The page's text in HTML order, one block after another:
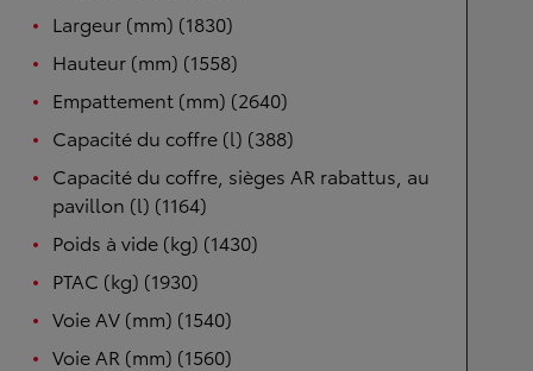
Largeur (mm) (1830)
Hauteur (mm) (1558)
Empattement (mm) (2640)
Capacité du coffre (l) (388)
Capacité du coffre, sièges AR rabattus, au
pavillon (l) (1164)
Poids à vide (kg) (1430)
PTAC (kg) (1930)
Voie AV (mm) (1540)
Voie AR (mm) (1560)